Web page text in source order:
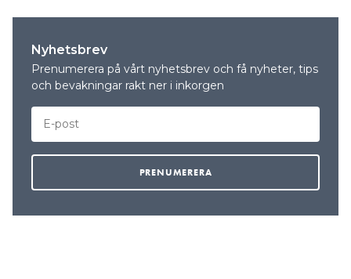
Nyhetsbrev
Prenumerera på vårt nyhetsbrev och få nyheter, tips
och bevakningar rakt ner i inkorgen